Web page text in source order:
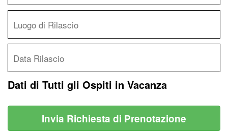
Dati di Tutti gli Ospiti in Vacanza
Invia Richiesta di Prenotazione